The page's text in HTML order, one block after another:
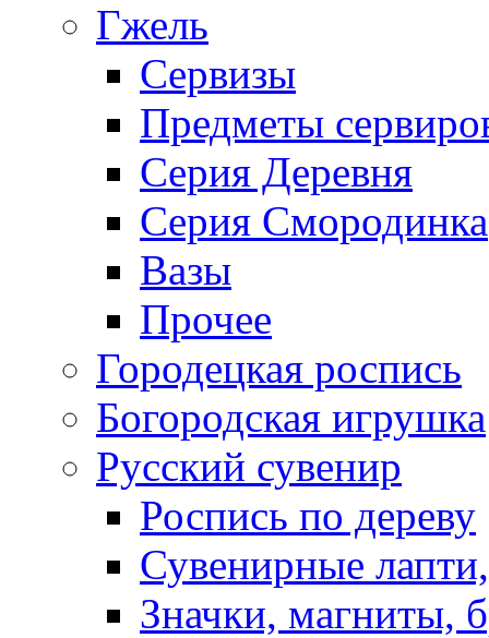
Гжель
Сервизы
Предметы
Серия Деревня
Серия Смородинка
Вазы
Прочее
Городецкая роспись
Богородская игрушка
Русский сувенир
Роспись по дереву
Сувенирные
Значки, магниты,